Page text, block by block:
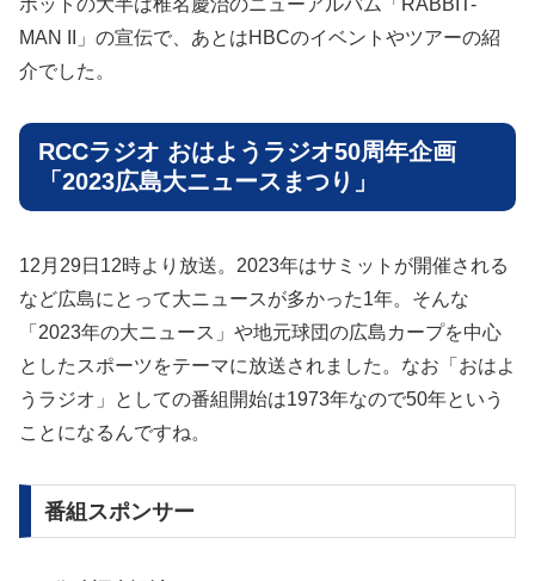
MAN II」の宣伝で、あとはHBCのイベントやツアーの紹
介でした。
RCCラジオ おはようラジオ50周年企画
「2023広島大ニュースまつり」
12月29日12時より放送。2023年はサミットが開催される
など広島にとって大ニュースが多かった1年。そんな
「2023年の大ニュース」や地元球団の広島カープを中心
としたスポーツをテーマに放送されました。なお「おはよ
うラジオ」としての番組開始は1973年なので50年という
ことになるんですね。
番組スポンサー